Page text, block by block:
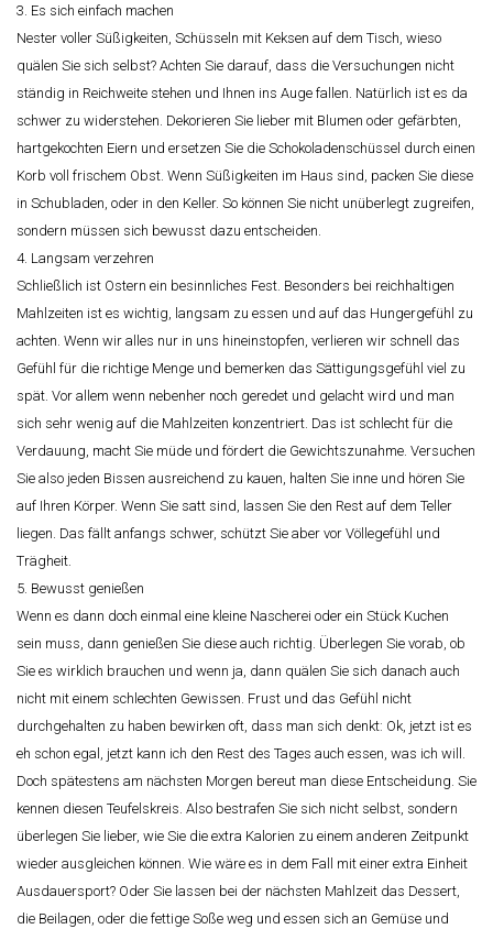
3. Es sich einfach machen
Nester voller Süßigkeiten, Schüsseln mit Keksen auf dem Tisch, wieso
quälen Sie sich selbst? Achten Sie darauf, dass die Versuchungen nicht
ständig in Reichweite stehen und Ihnen ins Auge fallen. Natürlich ist es da
schwer zu widerstehen. Dekorieren Sie lieber mit Blumen oder gefärbten,
hartgekochten Eiern und ersetzen Sie die Schokoladenschüssel durch einen
Korb voll frischem Obst. Wenn Süßigkeiten im Haus sind, packen Sie diese
in Schubladen, oder in den Keller. So können Sie nicht unüberlegt zugreifen,
sondern müssen sich bewusst dazu entscheiden.
4. Langsam verzehren
Schließlich ist Ostern ein besinnliches Fest. Besonders bei reichhaltigen
Mahlzeiten ist es wichtig, langsam zu essen und auf das Hungergefühl zu
achten. Wenn wir alles nur in uns hineinstopfen, verlieren wir schnell das
Gefühl für die richtige Menge und bemerken das Sättigungsgefühl viel zu
spät. Vor allem wenn nebenher noch geredet und gelacht wird und man
sich sehr wenig auf die Mahlzeiten konzentriert. Das ist schlecht für die
Verdauung, macht Sie müde und fördert die Gewichtszunahme. Versuchen
Sie also jeden Bissen ausreichend zu kauen, halten Sie inne und hören Sie
auf Ihren Körper. Wenn Sie satt sind, lassen Sie den Rest auf dem Teller
liegen. Das fällt anfangs schwer, schützt Sie aber vor Völlegefühl und
Trägheit.
5. Bewusst genießen
Wenn es dann doch einmal eine kleine Nascherei oder ein Stück Kuchen
sein muss, dann genießen Sie diese auch richtig. Überlegen Sie vorab, ob
Sie es wirklich brauchen und wenn ja, dann quälen Sie sich danach auch
nicht mit einem schlechten Gewissen. Frust und das Gefühl nicht
durchgehalten zu haben bewirken oft, dass man sich denkt: Ok, jetzt ist es
eh schon egal, jetzt kann ich den Rest des Tages auch essen, was ich will.
Doch spätestens am nächsten Morgen bereut man diese Entscheidung. Sie
kennen diesen Teufelskreis. Also bestrafen Sie sich nicht selbst, sondern
überlegen Sie lieber, wie Sie die extra Kalorien zu einem anderen Zeitpunkt
wieder ausgleichen können. Wie wäre es in dem Fall mit einer extra Einheit
Ausdauersport? Oder Sie lassen bei der nächsten Mahlzeit das Dessert,
die Beilagen, oder die fettige Soße weg und essen sich an Gemüse und